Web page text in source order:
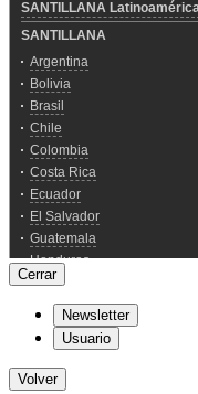
Cerrar
Newsletter
Usuario
Volver